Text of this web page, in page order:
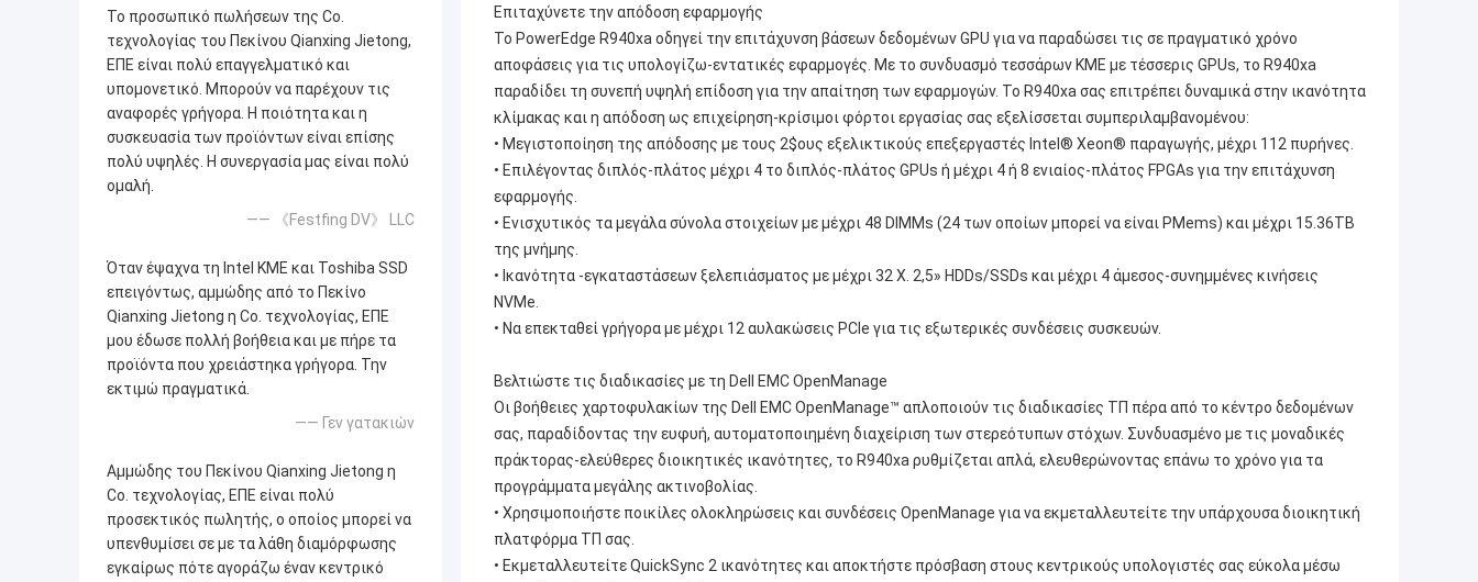
Το προσωπικό πωλήσεων της Co.
τεχνολογίας του Πεκίνου Qianxing Jietong,
ΕΠΕ είναι πολύ επαγγελματικό και
υπομονετικό. Μπορούν να παρέχουν τις
αναφορές γρήγορα. Η ποιότητα και η
συσκευασία των προϊόντων είναι επίσης
πολύ υψηλές. Η συνεργασία μας είναι πολύ
ομαλή.
—— 《Festfing DV》 LLC
Όταν έψαχνα τη Intel ΚΜΕ και Toshiba SSD
επειγόντως, αμμώδης από το Πεκίνο
Qianxing Jietong η Co. τεχνολογίας, ΕΠΕ
μου έδωσε πολλή βοήθεια και με πήρε τα
προϊόντα που χρειάστηκα γρήγορα. Την
εκτιμώ πραγματικά.
—— Γεν γατακιών
Αμμώδης του Πεκίνου Qianxing Jietong η
Co. τεχνολογίας, ΕΠΕ είναι πολύ
προσεκτικός πωλητής, ο οποίος μπορεί να
υπενθυμίσει σε με τα λάθη διαμόρφωσης
εγκαίρως πότε αγοράζω έναν κεντρικό
Επιταχύνετε την απόδοση εφαρμογής
Το PowerEdge R940xa οδηγεί την επιτάχυνση βάσεων δεδομένων GPU για να παραδώσει τις σε πραγματικό χρόνο
αποφάσεις για τις υπολογίζω-εντατικές εφαρμογές. Με το συνδυασμό τεσσάρων ΚΜΕ με τέσσερις GPUs, το R940xa
παραδίδει τη συνεπή υψηλή επίδοση για την απαίτηση των εφαρμογών. Το R940xa σας επιτρέπει δυναμικά στην ικανότητα
κλίμακας και η απόδοση ως επιχείρηση-κρίσιμοι φόρτοι εργασίας σας εξελίσσεται συμπεριλαμβανομένου:
• Μεγιστοποίηση της απόδοσης με τους 2$ους εξελικτικούς επεξεργαστές Intel® Xeon® παραγωγής, μέχρι 112 πυρήνες.
• Επιλέγοντας διπλός-πλάτος μέχρι 4 το διπλός-πλάτος GPUs ή μέχρι 4 ή 8 ενιαίος-πλάτος FPGAs για την επιτάχυνση
εφαρμογής.
• Ενισχυτικός τα μεγάλα σύνολα στοιχείων με μέχρι 48 DIMMs (24 των οποίων μπορεί να είναι PMems) και μέχρι 15.36TB
της μνήμης.
• Ικανότητα -εγκαταστάσεων ξελεπιάσματος με μέχρι 32 Χ. 2,5» HDDs/SSDs και μέχρι 4 άμεσος-συνημμένες κινήσεις
NVMe.
• Να επεκταθεί γρήγορα με μέχρι 12 αυλακώσεις PCIe για τις εξωτερικές συνδέσεις συσκευών.
Βελτιώστε τις διαδικασίες με τη Dell EMC OpenManage
Οι βοήθειες χαρτοφυλακίων της Dell EMC OpenManage™ απλοποιούν τις διαδικασίες ΤΠ πέρα από το κέντρο δεδομένων
σας, παραδίδοντας την ευφυή, αυτοματοποιημένη διαχείριση των στερεότυπων στόχων. Συνδυασμένο με τις μοναδικές
πράκτορας-ελεύθερες διοικητικές ικανότητες, το R940xa ρυθμίζεται απλά, ελευθερώνοντας επάνω το χρόνο για τα
προγράμματα μεγάλης ακτινοβολίας.
• Χρησιμοποιήστε ποικίλες ολοκληρώσεις και συνδέσεις OpenManage για να εκμεταλλευτείτε την υπάρχουσα διοικητική
πλατφόρμα ΤΠ σας.
• Εκμεταλλευτείτε QuickSync 2 ικανότητες και αποκτήστε πρόσβαση στους κεντρικούς υπολογιστές σας εύκολα μέσω